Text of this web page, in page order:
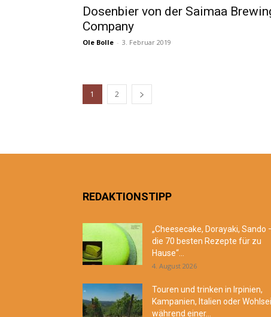
Dosenbier von der Saimaa
Company
Ole Bolle - 3. Februar 2019
1 2
REDAKTIONSTIPP
„Cheesecake, Dorayaki, Sando
die 70 besten Rezepte für zu
Hause“...
4. August 2026
Touren und trinken in Irpinien,
Kampanien, Italien oder
während einer...